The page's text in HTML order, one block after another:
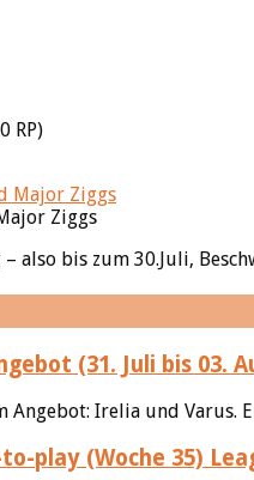
RP)
Ziggs
also bis zum 30.Juli,
Angebot: Irelia und Varus.